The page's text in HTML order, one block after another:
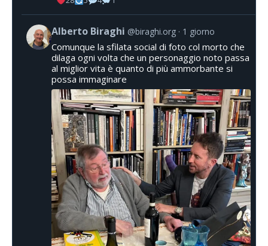
Alberto Biraghi @biraghi.org 1 giorno
Comunque la sfilata social di foto col morto che
dilaga ogni volta che un personaggio noto passa
al miglior vita è quanto di più ammorbante si
possa immaginare